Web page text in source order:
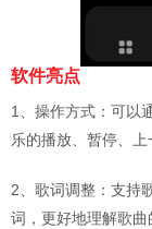
软件亮点
1、操作方式：可以
乐的播放、暂停、上
2、歌词调整：支持
词，更好地理解歌曲